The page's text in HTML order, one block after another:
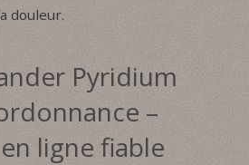
douleur.
Pyridium
–
ligne fiable